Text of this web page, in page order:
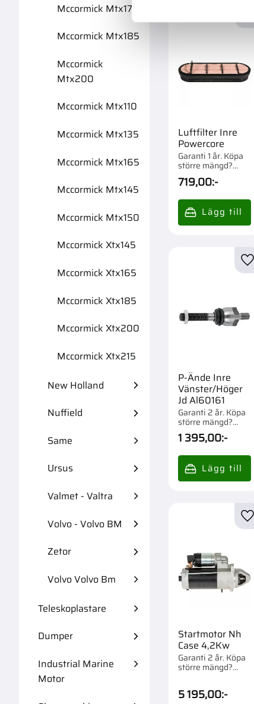
Luftfilter Inre
Powercore
Garanti 1 år. Köpa
större mängd?
Förpackad om 1 st.
719,00:-
P-Ände Inre
Vänster/Höger
Jd Al60161
Garanti 2 år. Köpa
större mängd?
Förpackad om 1 st.
1 395,00:-
Startmotor Nh
Case 4,2Kw
Garanti 2 år. Köpa
större mängd?
5 195,00:-
Mccormick Mtx175
Mccormick Mtx185
Mccormick
Mtx200
Mccormick Mtx110
Mccormick Mtx135
Mccormick Mtx165
Mccormick Mtx145
Mccormick Mtx150
Mccormick Xtx145
Mccormick Xtx165
Mccormick Xtx185
Mccormick Xtx200
Mccormick Xtx215
New Holland
Nuffield
Same
Ursus
Valmet - Valtra
Volvo - Volvo BM
Zetor
Volvo Volvo Bm
Teleskoplastare
Dumper
Industrial Marine
Motor